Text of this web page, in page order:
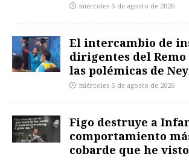
miércoles 5 de agosto de 2026
El intercambio de
dirigentes del Remo
las polémicas de
miércoles 5 de agosto de 2026
Figo destruye a
comportamiento
cobarde que he